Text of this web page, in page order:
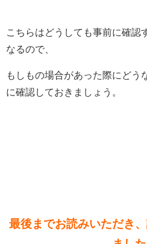
こちらはどうしても事前に確認
なるので、
もしもの場合があった際にどう
に確認しておきましょう。
最後までお読みいただき